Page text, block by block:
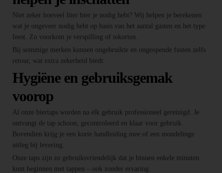
Niet zeker hoeveel liter bier je nodig hebt? Wij helpen je berekenen
wat je ongeveer nodig hebt op basis van het aantal gasten en het type
feest. Zo voorkom je verspilling of tekorten.
Bij sommige merken kunnen ongebruikte en ongeopende fusten zelfs
retour, wat extra zekerheid biedt.
Hygiëne en gebruiksgemak
voorop
Al onze biertaps worden na elk gebruik professioneel gereinigd. Je
ontvangt de tap schoon, gecontroleerd en klaar voor gebruik.
Bovendien krijg je een korte handleiding mee of een mondelinge
uitleg bij levering.
Onze taps zijn zo gebruiksvriendelijk dat je binnen enkele minuten
kunt beginnen met tappen – ook zonder ervaring.